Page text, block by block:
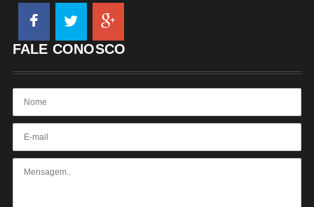
FALE CONOSCO